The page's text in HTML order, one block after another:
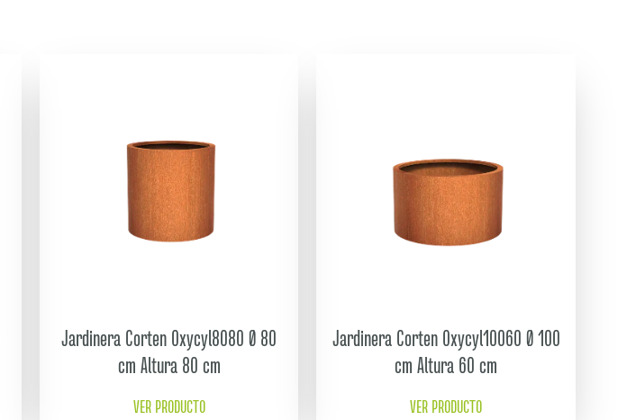
Jardinera Corten Oxycyl8080 Ø 80
cm Altura 80 cm
VER PRODUCTO
Jardinera Corten Oxycyl10060 Ø 100
cm Altura 60 cm
VER PRODUCTO